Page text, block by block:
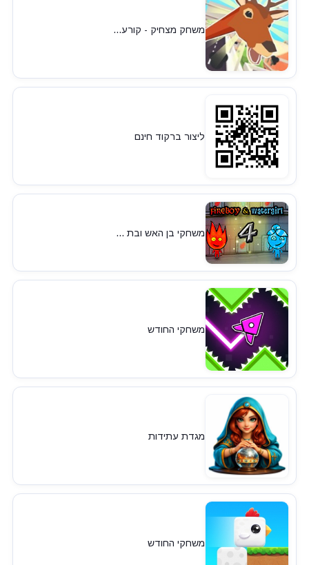
משחק מצחיק - קורע...
ליצור ברקוד חינם
משחקי בן האש ובת ...
משחקי החודש
מגדת עתידות
משחקי החודש